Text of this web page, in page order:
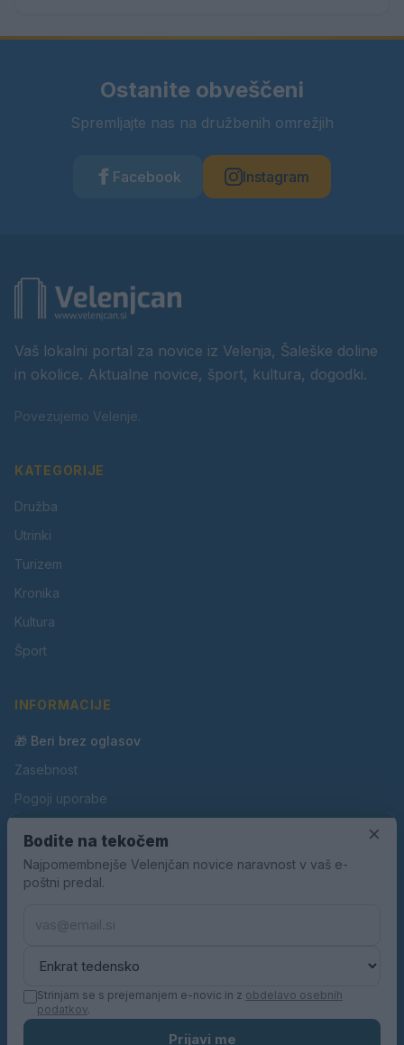
Ostanite obveščeni
Spremljajte nas na družbenih omrežjih
Facebook Instagram
Vaš lokalni portal za novice iz Velenja, Šaleške doline
in okolice. Aktualne novice, šport, kultura, dogodki.
Povezujemo Velenje.
KATEGORIJE
Družba
Utrinki
Turizem
Kronika
Kultura
Šport
INFORMACIJE
🎁 Beri brez oglasov
Zasebnost
Pogoji uporabe
Oglaševanje
Kontakt
×
Bodite na tekočem
Najpomembnejše Velenjčan novice naravnost v vaš e-
poštni predal.
Strinjam se s prejemanjem e-novic in z obdelavo osebnih
podatkov.
Prijavi me